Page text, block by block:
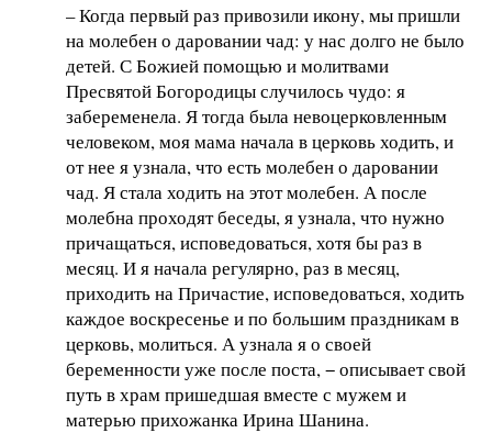
– Когда первый раз привозили икону, мы пришли
на молебен о даровании чад: у нас долго не было
детей. С Божией помощью и молитвами
Пресвятой Богородицы случилось чудо: я
забеременела. Я тогда была невоцерковленным
человеком, моя мама начала в церковь ходить, и
от нее я узнала, что есть молебен о даровании
чад. Я стала ходить на этот молебен. А после
молебна проходят беседы, я узнала, что нужно
причащаться, исповедоваться, хотя бы раз в
месяц. И я начала регулярно, раз в месяц,
приходить на Причастие, исповедоваться, ходить
каждое воскресенье и по большим праздникам в
церковь, молиться. А узнала я о своей
беременности уже после поста, − описывает свой
путь в храм пришедшая вместе с мужем и
матерью прихожанка Ирина Шанина.